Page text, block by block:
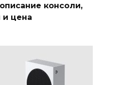
консоли,
и цена